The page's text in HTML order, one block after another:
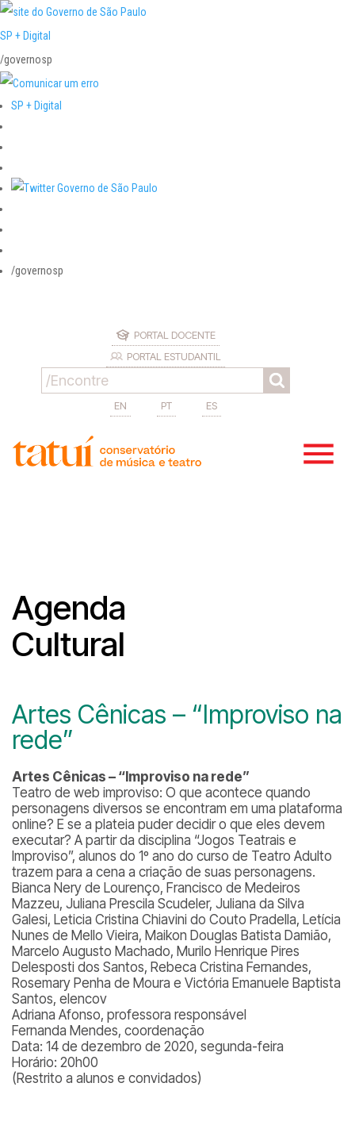
SP + Digital
/governosp
SP + Digital
/governosp
PORTAL DOCENTE
PORTAL ESTUDANTIL
EN PT ES
Agenda
Cultural
Artes Cênicas – “Improviso na
rede”
Artes Cênicas – “Improviso na rede”
Teatro de web improviso: O que acontece quando
personagens diversos se encontram em uma plataforma
online? E se a plateia puder decidir o que eles devem
executar? A partir da disciplina “Jogos Teatrais e
Improviso”, alunos do 1º ano do curso de Teatro Adulto
trazem para a cena a criação de suas personagens.
Bianca Nery de Lourenço, Francisco de Medeiros
Mazzeu, Juliana Prescila Scudeler, Juliana da Silva
Galesi, Leticia Cristina Chiavini do Couto Pradella, Letícia
Nunes de Mello Vieira, Maikon Douglas Batista Damião,
Marcelo Augusto Machado, Murilo Henrique Pires
Delesposti dos Santos, Rebeca Cristina Fernandes,
Rosemary Penha de Moura e Victória Emanuele Baptista
Santos, elencov
Adriana Afonso, professora responsável
Fernanda Mendes, coordenação
Data: 14 de dezembro de 2020, segunda-feira
Horário: 20h00
(Restrito a alunos e convidados)